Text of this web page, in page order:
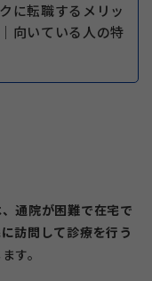
に転職するメリッ
向いている人の特
通院が困難で在宅で
訪問して診療を行う
す。